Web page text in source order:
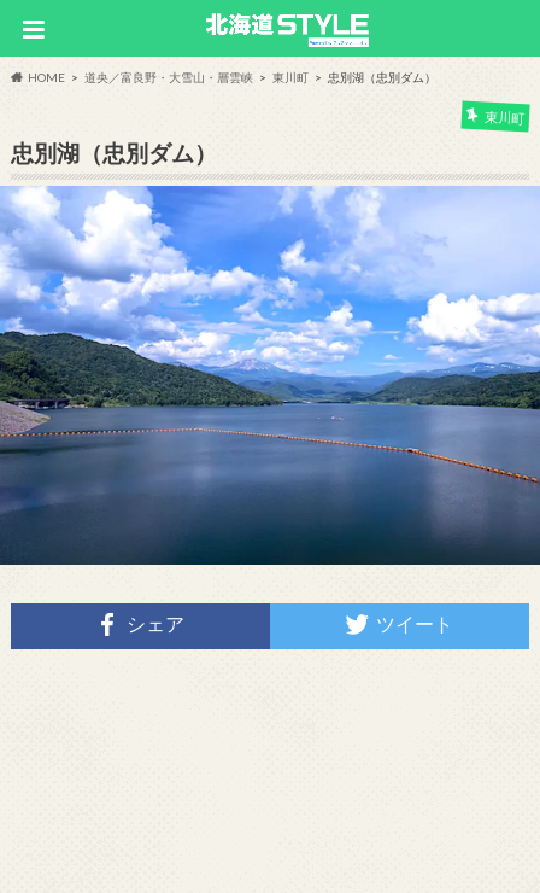
HOME 道央／富良野・大雪山・層雲峡 東川町 忠別湖（忠別ダム）
東川町
忠別湖（忠別ダム）
シェア ツイート